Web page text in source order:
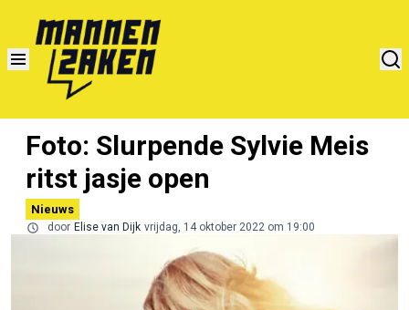
Foto: Slurpende Sylvie Meis
ritst jasje open
Nieuws
door Elise van Dijk vrijdag, 14 oktober 2022 om 19:00